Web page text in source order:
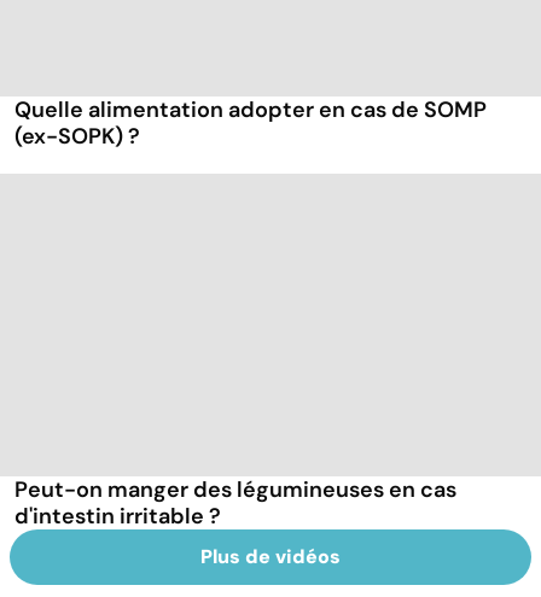
Quelle alimentation adopter en cas de SOMP
(ex-SOPK) ?
Peut-on manger des légumineuses en cas
d'intestin irritable ?
Plus de vidéos